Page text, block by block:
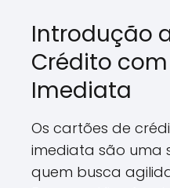
Introdução
Crédito
Imediata
Os cartões de
imediata são uma
quem busca